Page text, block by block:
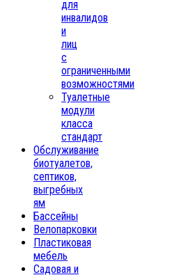
для
инвалидов
и
лиц
с
ограниченными
возможностями
Туалетные
модули
класса
стандарт
Обслуживание
биотуалетов,
септиков,
выгребных
ям
Бассейны
Велопарковки
Пластиковая
мебель
Садовая и